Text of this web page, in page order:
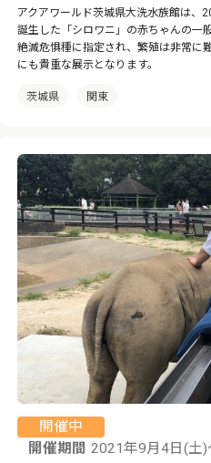
アクアワールド茨城県大洗水族館は、
誕生した「シロワニ」の赤ちゃんの一
絶滅危惧種に指定され、繁殖は非常に
にも貴重な展示となります。
茨城県 関東
開催中
開催期間 2021年9月4日(土